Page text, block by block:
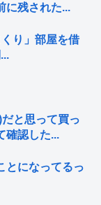
に残された...
り」部屋を借
と思って買っ
確認した...
とになってるっ